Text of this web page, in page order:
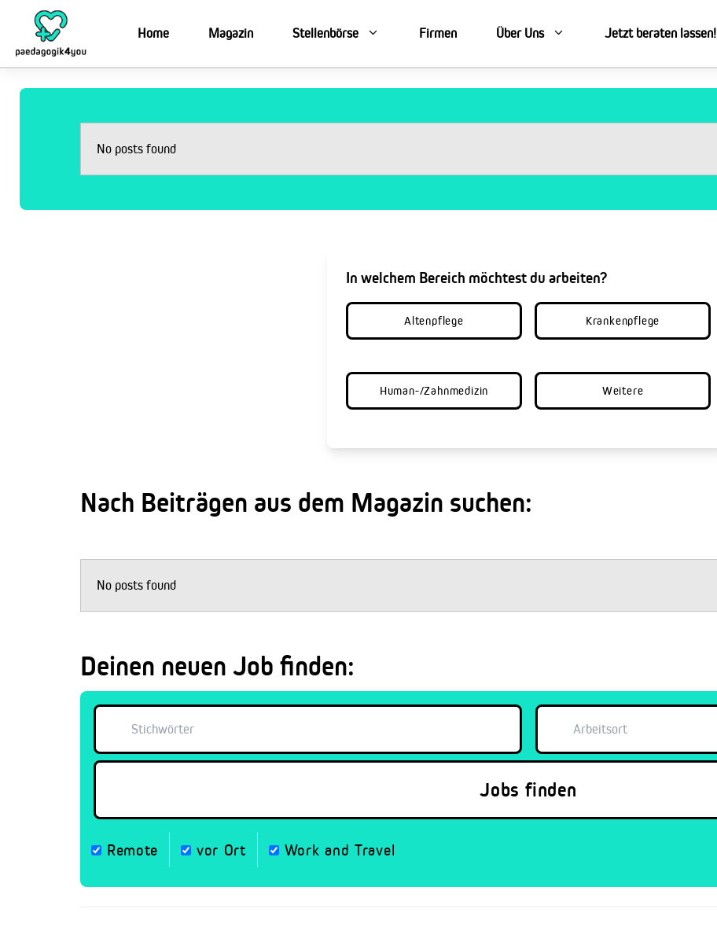
Home Magazin Stellenbörse Firmen Über Uns Jetzt beraten lassen!
No posts found
In welchem Bereich möchtest du arbeiten?
Altenpflege Krankenpflege
Human-/Zahnmedizin Weitere
Nach Beiträgen aus dem Magazin suchen:
No posts found
Deinen neuen Job finden:
Remote vor Ort Work and Travel